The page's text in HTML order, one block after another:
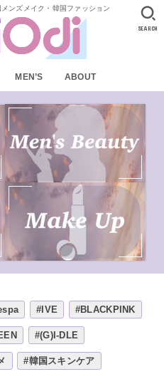
ンズメイク・韓国ファッション
MEN’S ABOUT
SEARCH
#IVE #BLACKPINK
#(G)I-DLE
#韓国スキンケア